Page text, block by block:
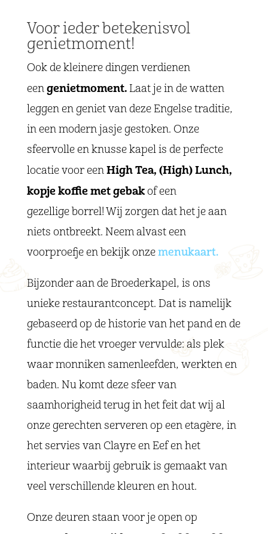
Voor ieder betekenisvol
genietmoment!
Ook de kleinere dingen verdienen
eengenietmoment.Laat je in de watten
leggen en geniet van deze Engelse traditie,
in een modern jasje gestoken. Onze
sfeervolle en knusse kapel is de perfecte
locatie voor eenHigh Tea, (High) Lunch,
kopje koffie met gebakof een
gezellige borrel! Wij zorgen dat het je aan
niets ontbreekt. Neem alvast een
voorproefje en bekijk onzemenukaart.
Bijzonder aan de Broederkapel, is ons
unieke restaurantconcept. Dat is namelijk
gebaseerd op de historie van het pand en de
functie die het vroeger vervulde: als plek
waar monniken samenleefden, werkten en
baden. Nu komt deze sfeer van
saamhorigheid terug in het feit dat wij al
onze gerechten serveren op een etagère, in
het servies van Clayre en Eef en het
interieur waarbij gebruik is gemaakt van
veel verschillende kleuren en hout.
Onze deuren staan voor je open op